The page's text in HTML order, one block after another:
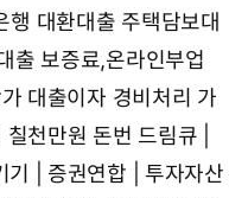
행 대환대출 주택담보대
출 보증료,온라인부업
대출이자 경비처리 가
천만원 돈번 드림큐 |
기 | 증권연합 | 투자자산